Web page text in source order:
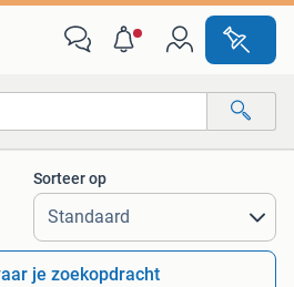
afstanden…
Sorteer op
je zoekopdracht